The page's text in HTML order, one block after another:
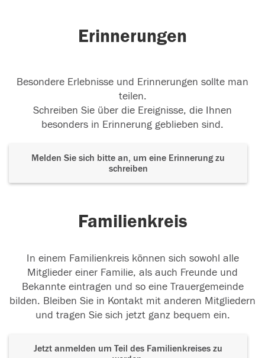
Erinnerungen
Besondere Erlebnisse und Erinnerungen sollte man
teilen.
Schreiben Sie über die Ereignisse, die Ihnen
besonders in Erinnerung geblieben sind.
Melden Sie sich bitte an, um eine Erinnerung zu
schreiben
Familienkreis
In einem Familienkreis können sich sowohl alle
Mitglieder einer Familie, als auch Freunde und
Bekannte eintragen und so eine Trauergemeinde
bilden. Bleiben Sie in Kontakt mit anderen Mitgliedern
und tragen Sie sich jetzt ganz bequem ein.
Jetzt anmelden um Teil des Familienkreises zu